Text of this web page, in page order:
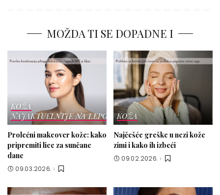
MOŽDA TI SE DOPADNE I
KOŽA
NAJAKTUELNIJE NA LEPOTICI
Prolećni makeover kože: kako
pripremiti lice za sunčane
dane
09.03.2026.
KOŽA
Najčešće greške u nezi kože
zimi i kako ih izbeći
09.02.2026.